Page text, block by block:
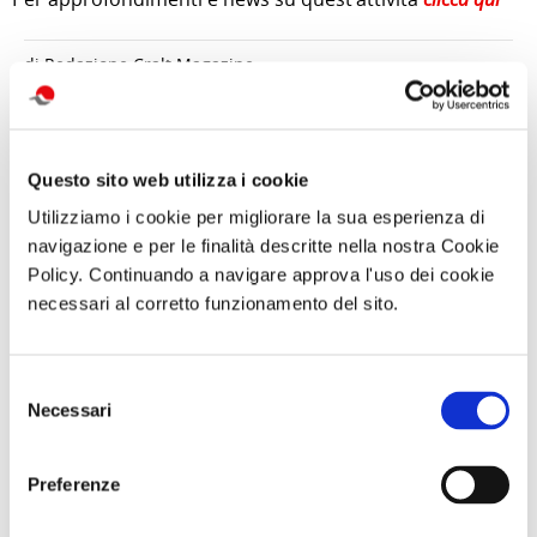
Questo sito web utilizza i cookie
Utilizziamo i cookie per migliorare la sua esperienza di
navigazione e per le finalità descritte nella nostra Cookie
Policy. Continuando a navigare approva l'uso dei cookie
necessari al corretto funzionamento del sito.
delNecessari
Preferenze
di Redazione Cralt Magazine
28 Marzo 2023
natura con
GARA DI PESCA
– Naviglio del
Brenta - Sabato